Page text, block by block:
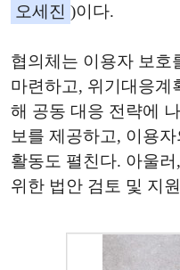
오세진 )이다.
협의체는 이용자 보호
마련하고, 위기대응계
해 공동 대응 전략에
보를 제공하고, 이용
활동도 펼친다. 아울
위한 법안 검토 및 지